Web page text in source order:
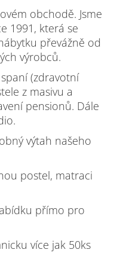
obchodě. Jsme
1991, která se
převážně od
výrobců.
(zdravotní
z masivu a
pensionů. Dále
výtah našeho
postel, matraci
přímo pro
více jak 50ks